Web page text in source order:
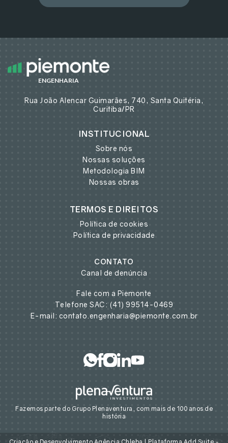
ENGENHARIA
Rua João Alencar Guimarães, 740, Santa Quitéria,
Curitiba/PR
INSTITUCIONAL
Sobre nós
Nossas soluções
Metodologia BIM
Nossas obras
TERMOS E DIREITOS
Política de cookies
Política de privacidade
CONTATO
Canal de denúncia
Fale com a Piemonte
Telefone SAC: (41) 99514-0469
E-mail: contato.engenharia@piemonte.com.br
Fazemos parte do Grupo Plenaventura, com mais de 100 anos de
história